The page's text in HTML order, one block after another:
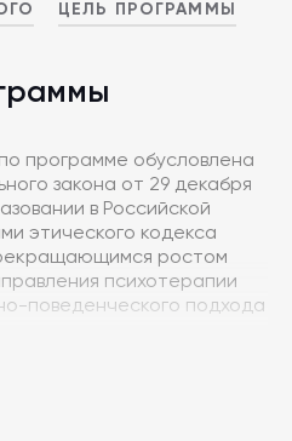
ЦЕЛЬ ПРОГРАММЫ
программе обусловлена
закона от 29 декабря
в Российской
этического кодекса
ростом
психотерапии
поведенческого подхода
как к классической